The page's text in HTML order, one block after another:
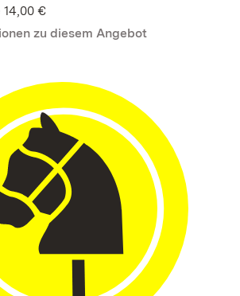
14,00 €
zu diesem Angebot